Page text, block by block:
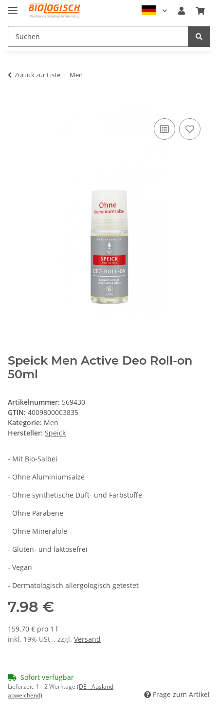
Zurück zur Liste Men
Speick Men Active Deo Roll-on
50ml
Artikelnummer: 569430
GTIN: 4009800003835
Kategorie: Men
Hersteller: Speick
- Mit Bio-Salbei
- Ohne Aluminiumsalze
- Ohne synthetische Duft- und Farbstoffe
- Ohne Parabene
- Ohne Mineralöle
- Gluten- und laktosefrei
- Vegan
- Dermatologisch allergologisch getestet
7.98 €
159.70 € pro 1 l
inkl. 19% USt. , zzgl. Versand
Sofort verfügbar
Lieferzeit: 1 - 2 Werktage (DE - Ausland
abweichend)
Frage zum Artikel